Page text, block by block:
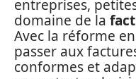
entreprises,
domaine de la
Avec la réforme
passer aux
conformes et